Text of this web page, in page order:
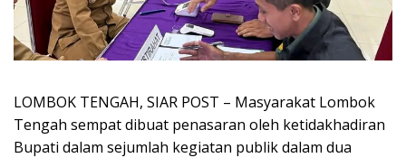
LOMBOK TENGAH, SIAR POST – Masyarakat Lombok
Tengah sempat dibuat penasaran oleh ketidakhadiran
Bupati dalam sejumlah kegiatan publik dalam dua